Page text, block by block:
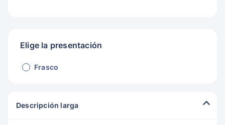
Elige la presentación
Frasco
Descripción larga